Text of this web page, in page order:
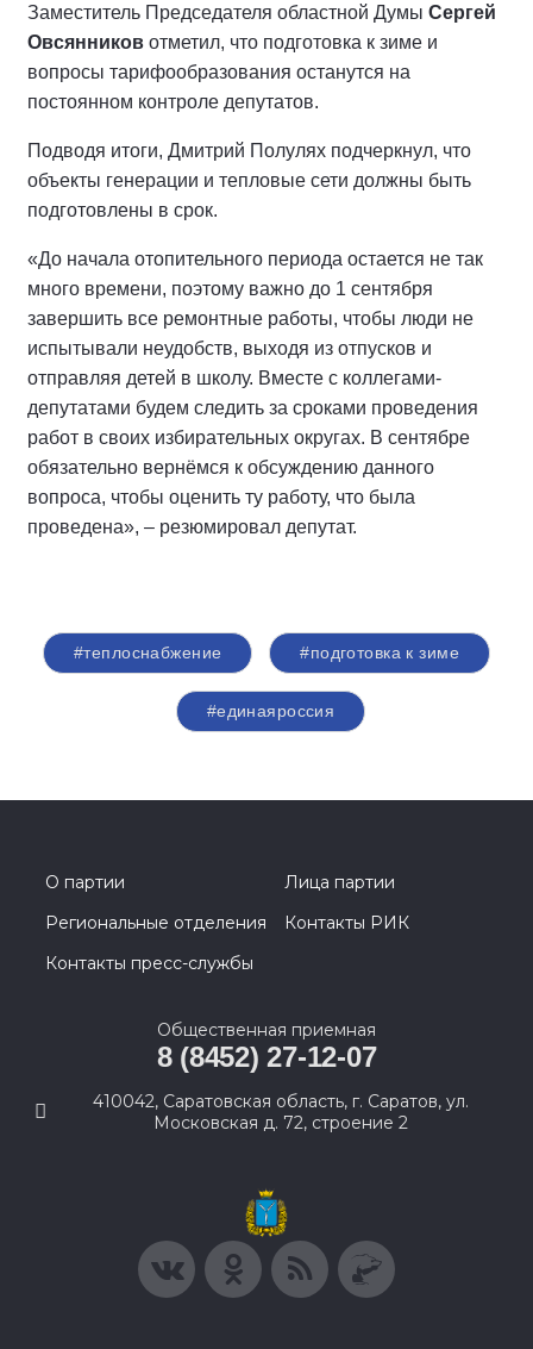
Заместитель Председателя областной Думы Сергей
Овсянников отметил, что подготовка к зиме и
вопросы тарифообразования останутся на
постоянном контроле депутатов.
Подводя итоги, Дмитрий Полулях подчеркнул, что
объекты генерации и тепловые сети должны быть
подготовлены в срок.
«До начала отопительного периода остается не так
много времени, поэтому важно до 1 сентября
завершить все ремонтные работы, чтобы люди не
испытывали неудобств, выходя из отпусков и
отправляя детей в школу. Вместе с коллегами-
депутатами будем следить за сроками проведения
работ в своих избирательных округах. В сентябре
обязательно вернёмся к обсуждению данного
вопроса, чтобы оценить ту работу, что была
проведена», – резюмировал депутат.
#теплоснабжение #подготовка к зиме
#единаяроссия
О партии
Лица партии
Региональные отделения
Контакты РИК
Контакты пресс-службы
Общественная приемная
8 (8452) 27-12-07
410042, Саратовская область, г. Саратов, ул.
Московская д. 72, строение 2